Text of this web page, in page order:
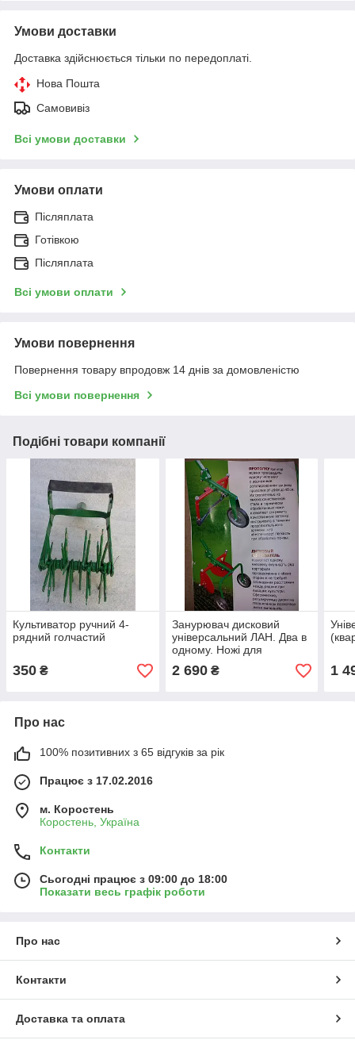
Умови доставки
Доставка здійснюється тільки по передоплаті.
Нова Пошта
Самовивіз
Всі умови доставки
Умови оплати
Післяплата
Готівкою
Післяплата
Всі умови оплати
Умови повернення
Повернення товару впродовж 14 днів за домовленістю
Всі умови повернення
Подібні товари компанії
Культиватор ручний 4-
рядний голчастий
350 ₴
Занурювач дисковий
універсальний ЛАН. Два в
одному. Ножі для
прокладання та диски для
окучування.
2 690₴ 1
Про нас
100% позитивних з 65 відгуків за рік
Працює з 17.02.2016
м. Коростень
Коростень, Україна
Контакти
Сьогодні працює з 09:00 до 18:00
Показати весь графік роботи
Про нас
Контакти
Доставка та оплата